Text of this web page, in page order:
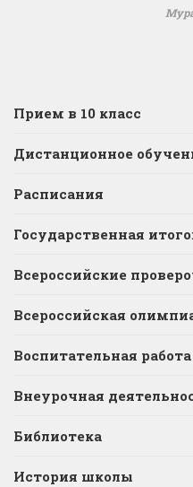
Прием в 10 класс
Дистанционное
Расписания
Государственная
Всероссийские
Всероссийская
Воспитательная работа
Внеурочная
Библиотека
История школы